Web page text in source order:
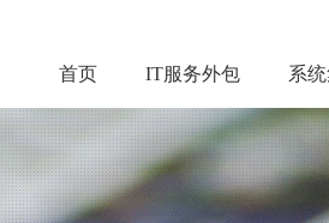
首页 IT服务外包 系